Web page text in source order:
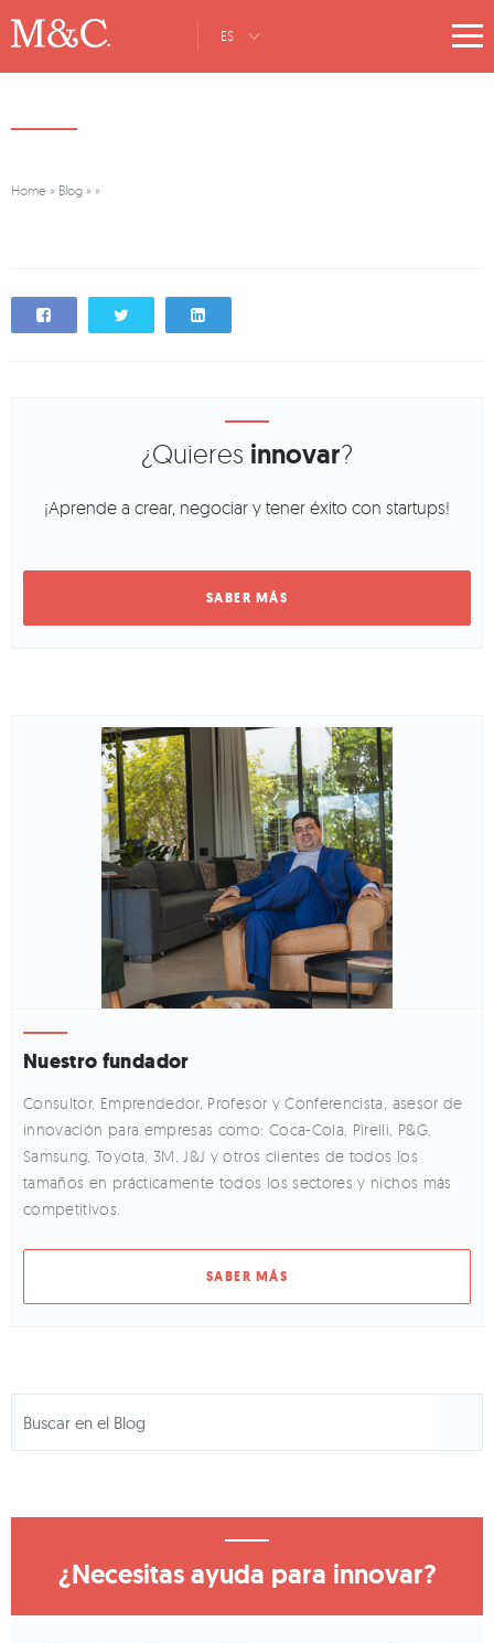
ES
Home » Blog » »
¿Quieres innovar?
¡Aprende a crear, negociar y tener éxito con startups!
Nuestro fundador
Consultor, Emprendedor, Profesor y Conferencista, asesor de
innovación para empresas como: Coca-Cola, Pirelli, P&G,
Samsung, Toyota, 3M, J&J y otros clientes de todos los
tamaños en prácticamente todos los sectores y nichos más
competitivos.
SABER MÁS
¿Necesitas ayuda para innovar?